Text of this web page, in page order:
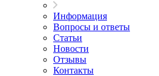
Информация
Вопросы и ответы
Статьи
Новости
Отзывы
Контакты